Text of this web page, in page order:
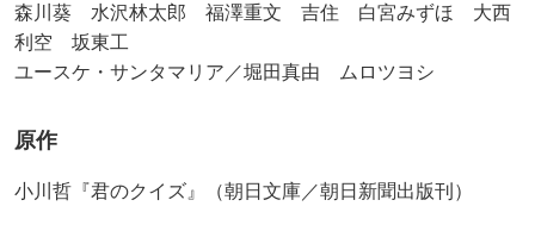
森川葵 水沢林太郎 福澤重文 吉住 白宮みずほ 大西
利空 坂東工
ユースケ・サンタマリア／堀田真由 ムロツヨシ
原作
小川哲『君のクイズ』（朝日文庫／朝日新聞出版刊）